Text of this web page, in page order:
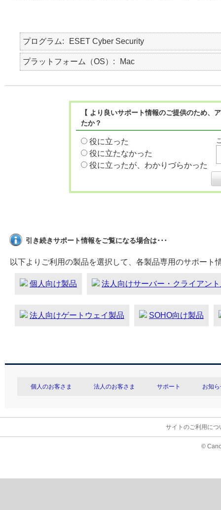
プログラム ESET Cyber Security
プラットフォーム（OS） Mac
【 より良いサポート情報のご提供のため
たか？
役に立った
役に立たなかった
役に立ったが、わかりづらかった
引き続きサポート情報をご覧になる場合は･･･
以下よりご利用の製品を選択して、各製品専用のサポート
個人向け製品 法人向けサーバー・クライアン
法人向けゲートウェイ製品 SOHO向け製品
個人のお客さま 法人のお客さま サポート お知
サイトのご利用につ
©